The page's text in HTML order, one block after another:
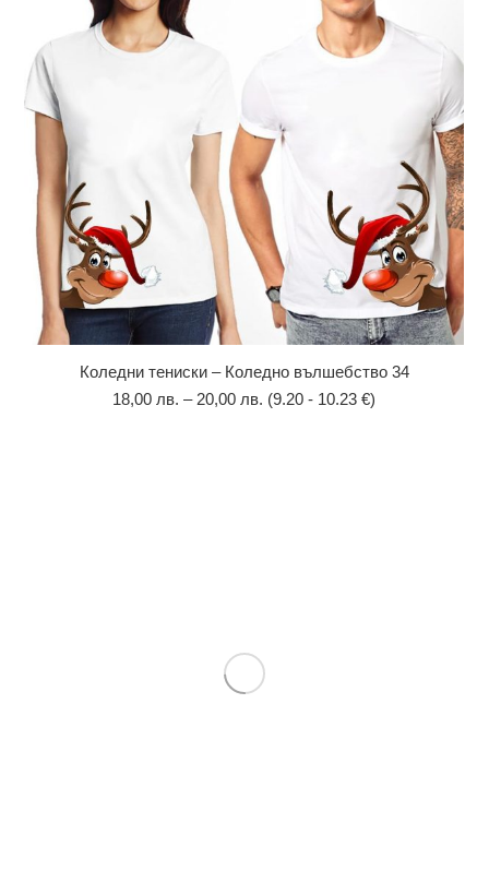
Коледни тениски – Коледно вълшебство 34
18,00 лв. – 20,00 лв. (9.20 - 10.23 €)